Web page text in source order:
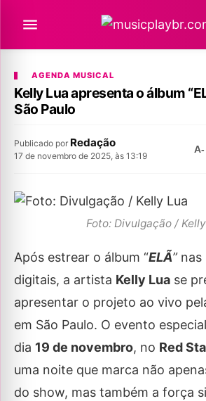
AGENDA MUSICAL
Kelly Lua apresenta o álbum
São Paulo
Publicado por Redação
17 de novembro de 2025, às 13:19
A-
Foto: Divulgação /
Após estrear o álbum “ELÃ”nas
digitais, a artista Kelly Lua se
apresentar o projeto ao vivo
em São Paulo. O evento
dia 19 de novembro, no Red
uma noite que marca não
do show, mas também a força